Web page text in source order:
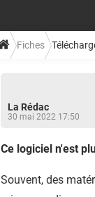
Fiches
La Rédac
30 mai 2022 17:50
Ce logiciel n'est
Souvent, des